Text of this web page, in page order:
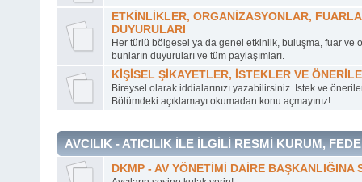
ETKİNLİKLER, ORGANİZASYONLAR,
DUYURULARI
Her türlü bölgesel ya da genel etkinlik, buluşma, fuar ve
bunların duyuruları ve tüm paylaşımları.
KİŞİSEL ŞİKAYETLER, İSTEKLER VE
Bireysel olarak iddialarınızı yazabilirsiniz. İstek ve
Bölümdeki açıklamayı okumadan konu açmayınız!
AVCILIK - ATICILIK İLE İLGİLİ RESMİ KURUM,
DKMP - AV YÖNETİMİ DAİRE BAŞKANLIĞINA